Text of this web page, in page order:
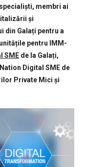
membri ai
și
din Galați pentru a
pentru IMM-
SMEde la Galați,
Digital SME de
Private Mici și